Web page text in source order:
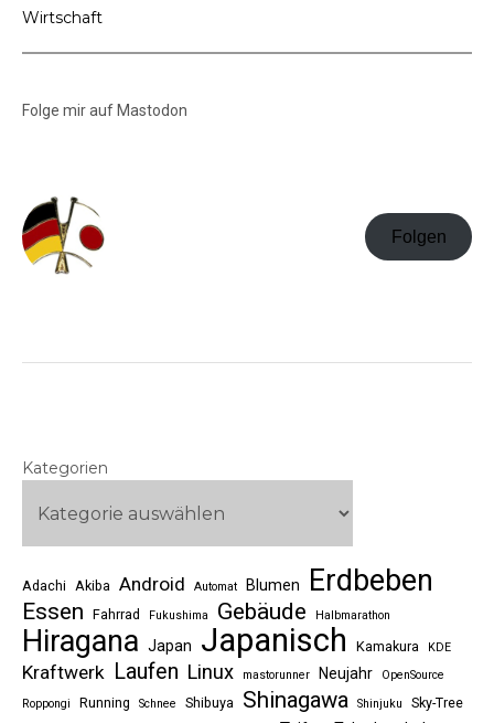
Wirtschaft
Folge mir auf Mastodon
Folgen
Kategorien
Adachi Akiba Android Automat Blumen Erdbeben
Essen Fahrrad Fukushima Gebäude Halbmarathon
Hiragana Japan Japanisch Kamakura KDE
Kraftwerk Laufen Linux mastorunner Neujahr
OpenSource
Roppongi
Running Schnee Shibuya Shinagawa Shinjuku
Sky-Tree